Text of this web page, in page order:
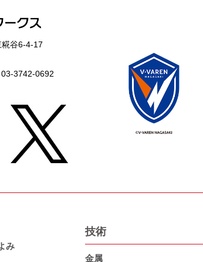
谷6-4-17
3742-0692
み
技術
金属